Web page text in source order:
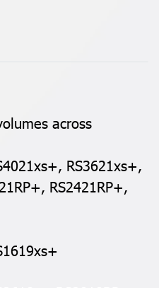
across
RS3621xs+,
RS2421RP+,